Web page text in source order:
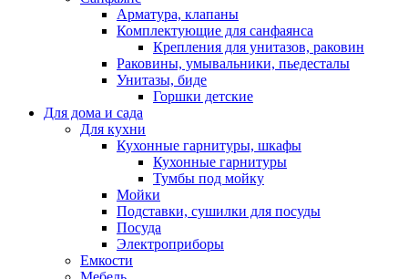
Арматура, клапаны
Комплектующие для санфаянса
Крепления для унитазов, раковин
Раковины, умывальники, пьедесталы
Унитазы, биде
Горшки детские
Для дома и сада
Для кухни
Кухонные гарнитуры, шкафы
Кухонные гарнитуры
Тумбы под мойку
Мойки
Подставки, сушилки для посуды
Посуда
Электроприборы
Емкости